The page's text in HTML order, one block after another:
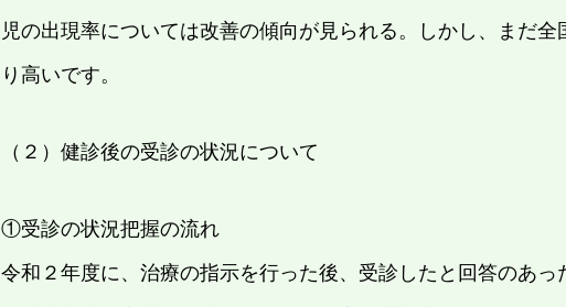
児の出現率については改善の傾向が見られる。しかし、まだ全
り高いです。
（２）健診後の受診の状況について
①受診の状況把握の流れ
令和２年度に、治療の指示を行った後、受診したと回答のあっ